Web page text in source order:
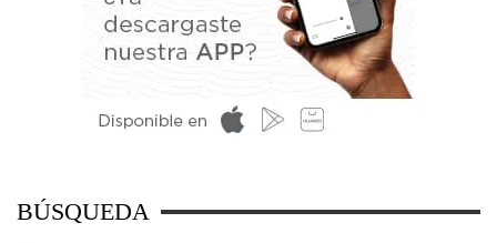
BÚSQUEDA